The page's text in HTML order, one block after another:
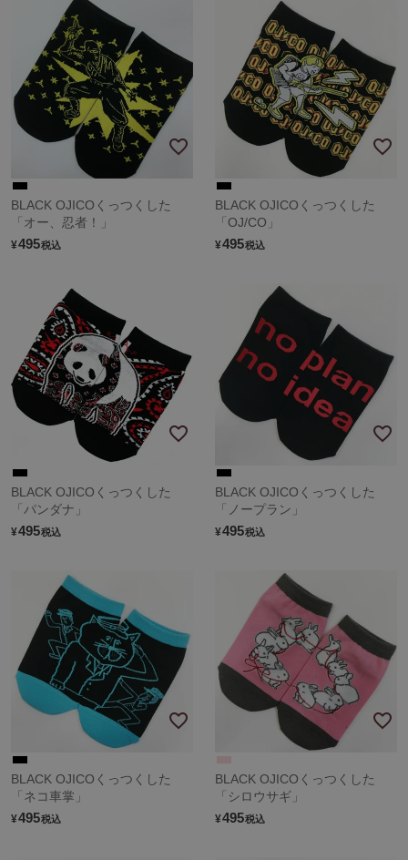
BLACK OJICOくっつくした
「オー、忍者！」
¥495税込
BLACK OJICOくっつくした
「OJ/CO」
¥495税込
BLACK OJICOくっつくした
「パンダナ」
¥495税込
BLACK OJICOくっつくした
「ノープラン」
¥495税込
BLACK OJICOくっつくした
「ネコ車掌」
¥495税込
BLACK OJICOくっつくした
「シロウサギ」
¥495税込